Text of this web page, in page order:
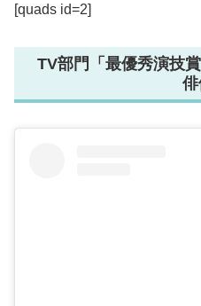
[quads id=2]
TV部門「最優秀演技